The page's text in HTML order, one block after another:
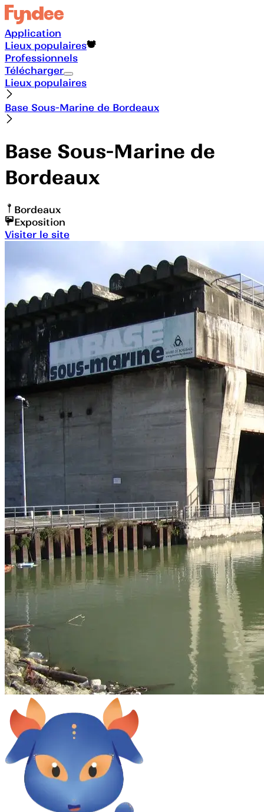
Application
Lieux populaires
Professionnels
Télécharger
Lieux populaires
Base Sous-Marine de Bordeaux
Base Sous-Marine de
Bordeaux
Bordeaux
Exposition
Visiter le site